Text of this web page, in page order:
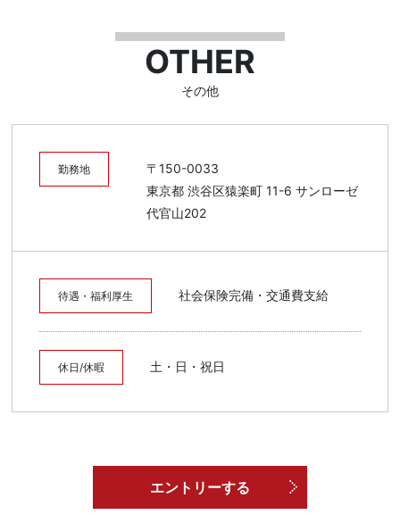
OTHER
その他
勤務地
〒150-0033
東京都 渋谷区猿楽町 11-6 サンローゼ
代官山202
待遇・福利厚生 社会保険完備・交通費支給
休日/休暇 土・日・祝日
エントリーする